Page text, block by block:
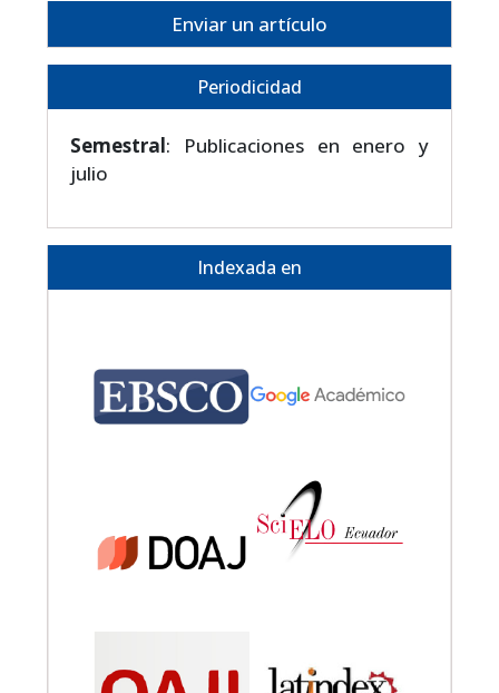
Enviar un artículo
Periodicidad
Semestral: Publicaciones en enero y
julio
Indexada en